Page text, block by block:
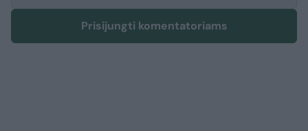
Prisijungti komentatoriams